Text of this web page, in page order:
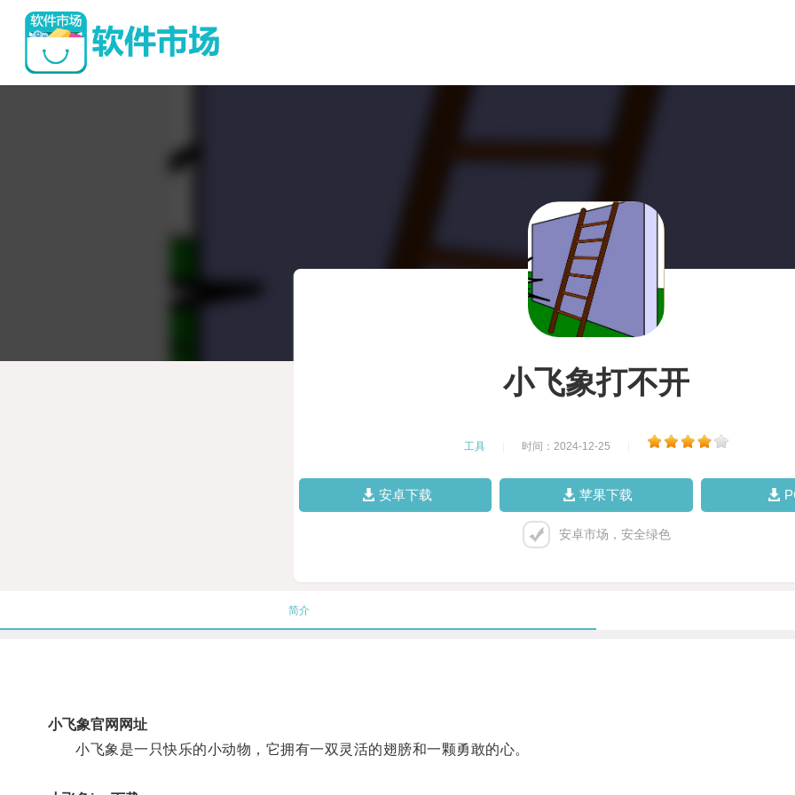
小飞象打不开
工具 时间：2024-12-25
安卓下载 苹果下载
安卓市场，安全绿色
简介
小飞象官网网址
小飞象是一只快乐的小动物，它拥有一双灵活的翅膀和一颗勇敢的心。